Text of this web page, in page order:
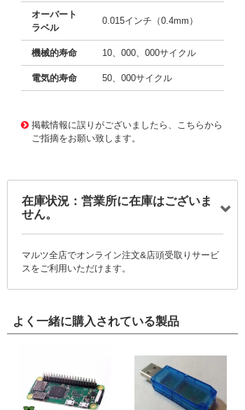
オーバート
ラベル
0.015インチ（0.4mm）
機械的寿命 10、000、000サイクル
電気的寿命 50、000サイクル
掲載情報に誤りがございましたら、こちらから
ご指摘をお願い致します。
在庫状況：営業所に在庫はございま
せん。
マルツ全店でオンライン注文&店頭受取りサービ
スをご利用いただけます。
よく一緒に購入されている製品